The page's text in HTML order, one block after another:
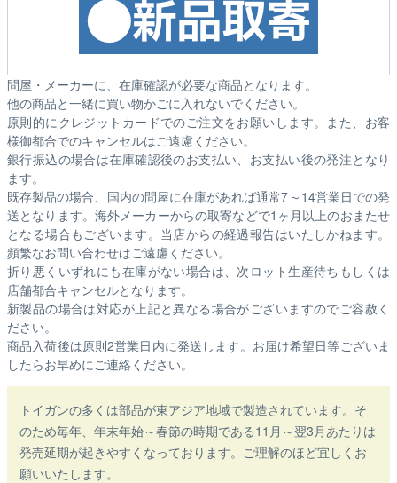
問屋・メーカーに、在庫確認が必要な商品となります。
他の商品と一緒に買い物かごに入れないでください。
原則的にクレジットカードでのご注文をお願いします。また、お客
様御都合でのキャンセルはご遠慮ください。
銀行振込の場合は在庫確認後のお支払い、お支払い後の発注となり
ます。
既存製品の場合、国内の問屋に在庫があれば通常7～14営業日での発
送となります。海外メーカーからの取寄などで1ヶ月以上のおまたせ
となる場合もございます。 当店からの経過報告はいたしかねます。
頻繁なお問い合わせはご遠慮ください。
折り悪くいずれにも在庫がない場合は、次ロット生産待ちもしくは
店舗都合キャンセルとなります。
新製品の場合は対応が上記と異なる場合がございますのでご容赦く
ださい。
商品入荷後は原則2営業日内に発送します。お届け希望日等ございま
したらお早めにご連絡ください。
トイガンの多くは部品が東アジア地域で製造されています。そ
のため毎年、年末年始～春節の時期である11月～翌3月あたりは
発売延期が起きやすくなっております。ご理解のほど宜しくお
願いいたします。